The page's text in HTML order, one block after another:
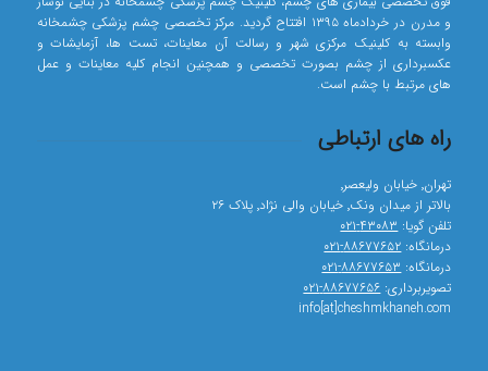
و مدرن در خردادماه ۱۳۹۵ افتتاح گردید. مرکز تخصصی چشم پزشکی چشمخانه
وابسته به کلینیک مرکزی شهر و رسالت آن معاینات، تست ها، آزمایشات و
عکسبرداری از چشم بصورت تخصصی و همچنین انجام کلیه معاینات و عمل
های مرتبط با چشم است.
راه های ارتباطی
تهران٬ خیابان ولیعصر٬
بالاتر از میدان ونک٬ خیابان والی نژاد٬ پلاک ۲۶
تلفن گویا:۴۳۰۸۳-۰۲۱
درمانگاه:۸۸۶۷۷۶۵۲-۰۲۱
درمانگاه:۸۸۶۷۷۶۵۳-۰۲۱
تصویربرداری:۸۸۶۷۷۶۵۶-۰۲۱
info[at]cheshmkhaneh.com